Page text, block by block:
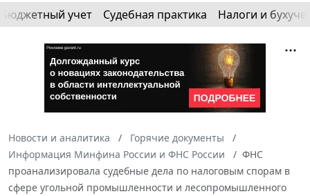
Бюджетный учет Судебная практика Налоги и
Новости и аналитика
Горячие документы
Информация Минфина России и ФНС России
ФНС
проанализировала судебные дела по налоговым спорам в
сфере угольной промышленности и лесопромышленного